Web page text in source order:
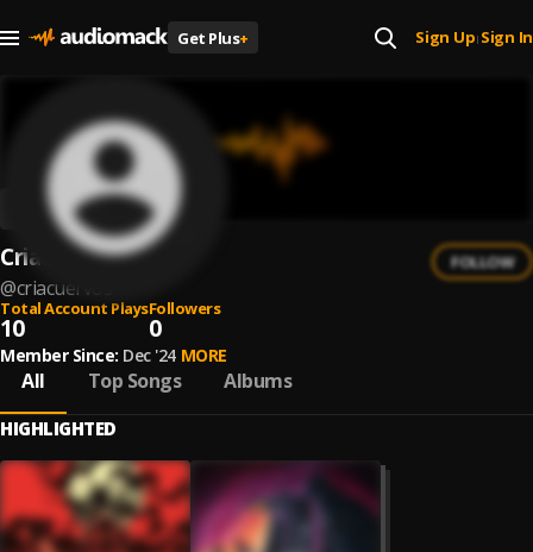
Get Plus+ Sign Up| Sign In
Criacuervos
@criacuervos
FOLLOW
Total Account Plays
10
Followers
0
Member Since: Dec '24 MORE
All Top Songs Albums
HIGHLIGHTED